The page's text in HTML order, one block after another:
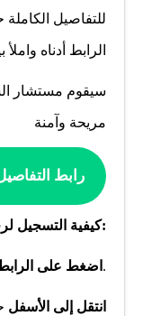
للتفاصيل
الرابط أدناه واملأ
سيقوم مستشار
مريحة وآمنة
رابط
:كيفية التسجيل
. اضغط على
انتقل إلى الأسفل